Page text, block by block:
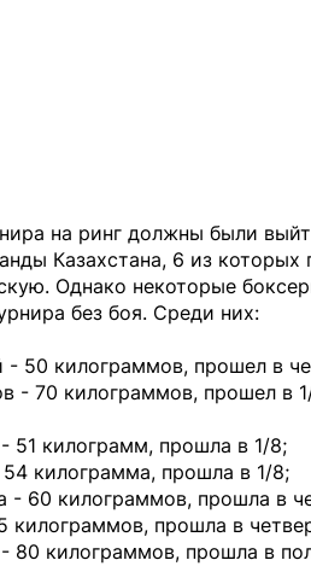
на ринг должны были
Казахстана, 6 из
Однако некоторые
без боя. Среди них:
50 килограммов, прошел в
- 70 килограммов, прошел в
51 килограмм, прошла в 1/8;
килограмма, прошла в 1/8;
- 60 килограммов, прошла в
килограммов, прошла в
80 килограммов, прошла в